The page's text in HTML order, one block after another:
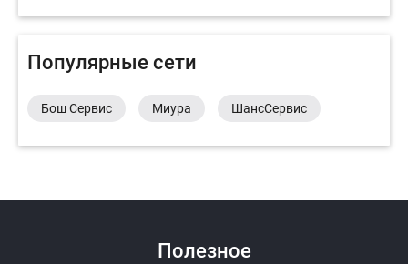
Популярные сети
Бош Сервис Миура ШансСервис
Полезное